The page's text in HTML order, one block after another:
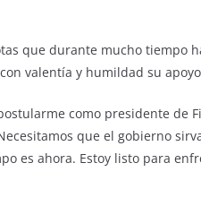
que durante mucho tiempo
valentía y humildad su
como presidente de
que el gobierno
es ahora. Estoy listo para